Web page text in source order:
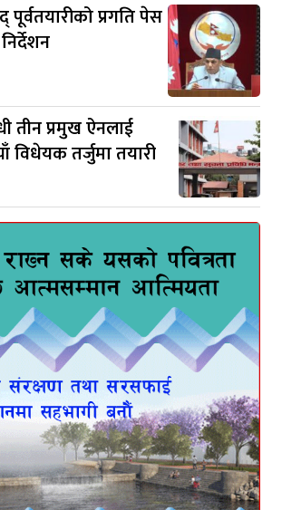
प्रगति पेस
तीन प्रमुख ऐनलाई
विधेयक तर्जुमा तयारी